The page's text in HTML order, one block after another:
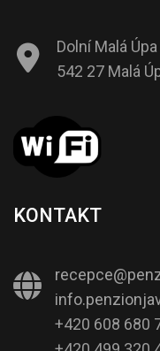
Dolní Malá
542 27 Malá
KONTAKT
+420 608 680